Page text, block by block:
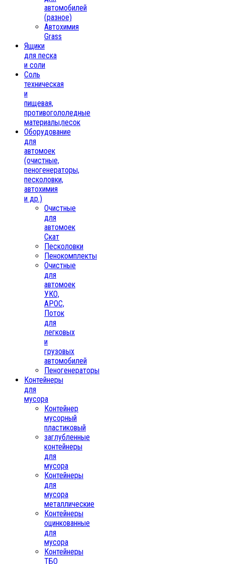
автомобилей
(разное)
Автохимия
Grass
Ящики
для песка
и соли
Соль
техническая
и
пищевая,
противогололедные
материалы,песок
Oборудование
для
автомоек
(очистные,
пеногенераторы,
песколовки,
автохимия
и др.)
Очистные
для
автомоек
Скат
Песколовки
Пенокомплекты
Очистные
для
автомоек
УКО,
АРОС,
Поток
для
легковых
и
грузовых
автомобилей
Пеногенераторы
Контейнеры
для
мусора
Контейнер
мусорный
пластиковый
заглубленные
контейнеры
для
мусора
Контейнеры
для
мусора
металлические
Контейнеры
оцинкованные
для
мусора
Контейнеры
ТБО